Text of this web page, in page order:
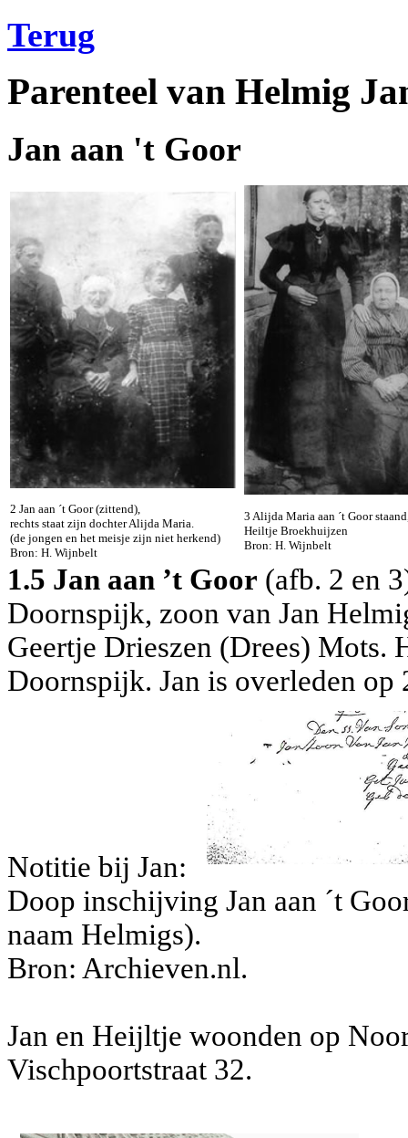
Terug
Parenteel van Helmig
Jan aan 't Goor
2 Jan aan ´t Goor (zittend),
rechts staat zijn dochter Alijda Maria.
(de jongen en het meisje zijn niet herkend)
Bron: H. Wijnbelt
3 Alijda Maria aan ´t Goor
Heiltje Broekhuijzen
Bron: H. Wijnbelt
1.5 Jan aan ’t Goor (afb. 2 en
Doornspijk, zoon van Jan
Geertje Drieszen (Drees) Mots.
Doornspijk. Jan is overleden
Notitie bij Jan:
Doop inschijving Jan aan ´t
naam Helmigs).
Bron: Archieven.nl.
Jan en Heijltje woonden op
Vischpoortstraat 32.